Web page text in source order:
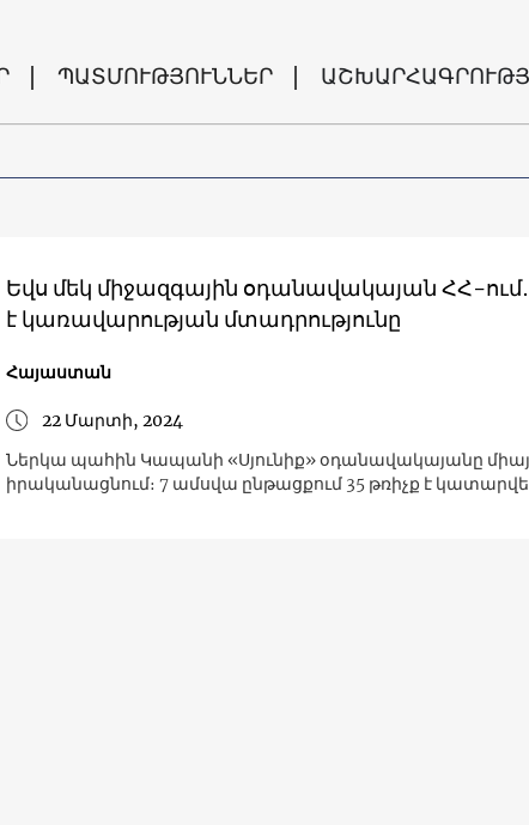
ՊԱՏՄՈՒԹՅՈՒՆՆԵՐ
Եվս մեկ միջազգային օդանավակայան ՀՀ-
է կառավարության մտադրությունը
Հայաստան
22 Մարտի, 2024
Ներկա պահին Կապանի «Սյունիք» օդանավակայանը
իրականացնում։ 7 ամսվա ընթացքում 35 թռիչք է